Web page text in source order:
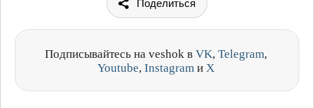
Поделиться
Подписывайтесь на veshok в VK, Telegram,
Youtube, Instagram и X